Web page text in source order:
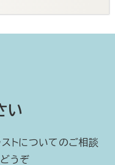
い
ストについてのご相談
どうぞ